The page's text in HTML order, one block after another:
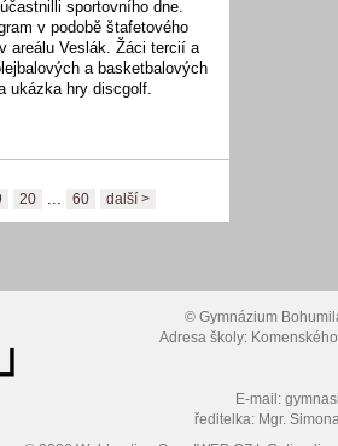
sportovního dne.
v podobě štafetového
areálu Veslák. Žáci tercií a
a basketbalových
ukázka hry discgolf.
20 60 další >
© Gymnázium
Adresa školy:
E-mail:
ředitelka: Mgr.